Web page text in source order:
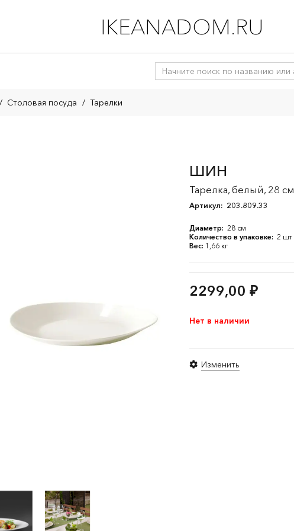
IKEANADOM.RU
/ Столовая посуда / Тарелки
ШИН
Тарелка, белый, 28 см
Артикул: 203.809.33
Диаметр: 28 см
Количество в упаковке: 2 шт
Вес: 1,66 кг
2299,00 ₽
Нет в наличии
Изменить